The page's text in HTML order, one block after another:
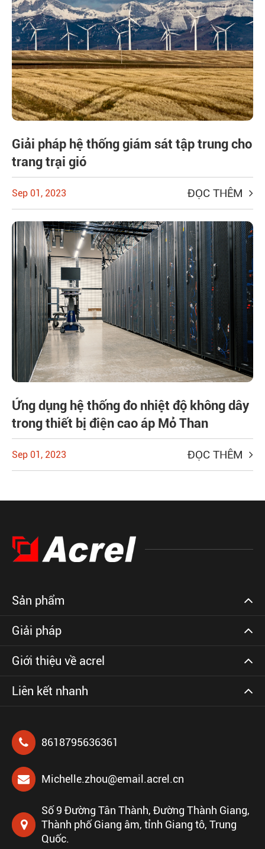
Giải pháp hệ thống giám sát tập trung cho
trang trại gió
Sep 01, 2023 ĐỌC THÊM
Ứng dụng hệ thống đo nhiệt độ không dây
trong thiết bị điện cao áp Mỏ Than
Sep 01, 2023 ĐỌC THÊM
Sản phẩm
Giải pháp
Giới thiệu về acrel
Liên kết nhanh
8618795636361
Michelle.zhou@email.acrel.cn
Số 9 Đường Tân Thành, Đường Thành Giang,
Thành phố Giang âm, tỉnh Giang tô, Trung
Quốc.